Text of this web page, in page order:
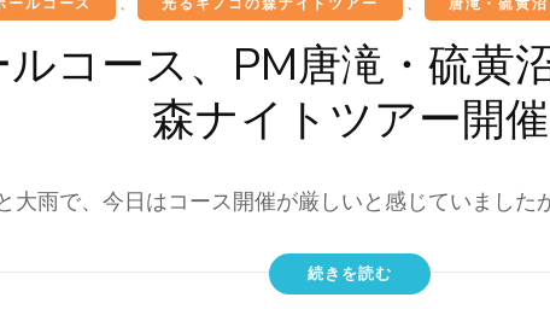
ールコース 、 光るキノコの森ナイトツアー 、 唐滝・硫黄沼
コース、PM唐滝・硫黄
森ナイトツアー開催
大雨で、今日はコース開催が厳しいと感じていました
続きを読む